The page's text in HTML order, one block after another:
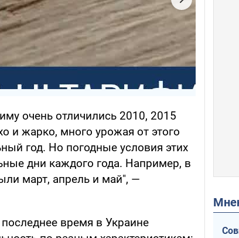
очень отличились 2010, 2015
и жарко, много урожая от этого
год. Но погодные условия этих
дни каждого года. Например, в
март, апрель и май", —
время в Украине